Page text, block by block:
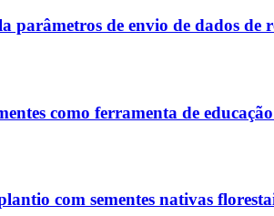
parâmetros de envio de dados de
como ferramenta de
com sementes nativas